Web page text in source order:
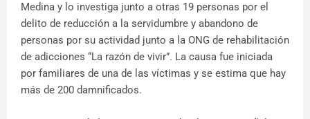
Medina y lo investiga junto a otras 19 personas por el
delito de reducción a la servidumbre y abandono de
personas por su actividad junto a la ONG de rehabilitación
de adicciones “La razón de vivir”. La causa fue iniciada
por familiares de una de las víctimas y se estima que hay
más de 200 damnificados.